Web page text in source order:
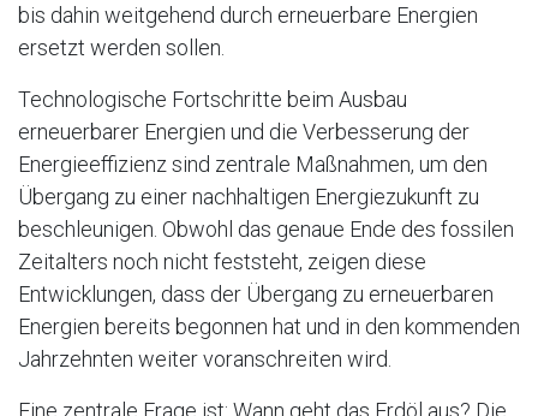
bis dahin weitgehend durch erneuerbare Energien
ersetzt werden sollen.
Technologische Fortschritte beim Ausbau
erneuerbarer Energien und die Verbesserung der
Energieeffizienz sind zentrale Maßnahmen, um den
Übergang zu einer nachhaltigen Energiezukunft zu
beschleunigen. Obwohl das genaue Ende des fossilen
Zeitalters noch nicht feststeht, zeigen diese
Entwicklungen, dass der Übergang zu erneuerbaren
Energien bereits begonnen hat und in den kommenden
Jahrzehnten weiter voranschreiten wird.
Eine zentrale Frage ist: Wann geht das Erdöl aus? Die